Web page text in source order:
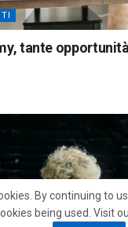
tante
By continuing to
being used. Visit